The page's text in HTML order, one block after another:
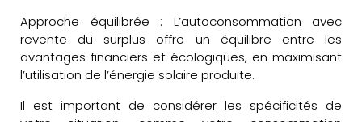
Approche équilibrée : L’autoconsommation avec
revente du surplus offre un équilibre entre les
avantages financiers et écologiques, en maximisant
l’utilisation de l’énergie solaire produite.
Il est important de considérer les spécificités de